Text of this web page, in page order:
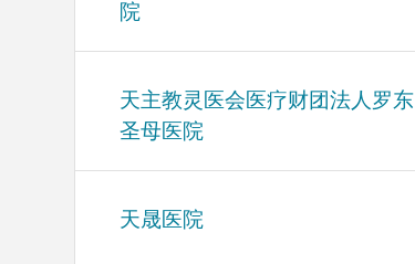
院
天主教灵医会医疗财团法人罗东
圣母医院
天晟医院